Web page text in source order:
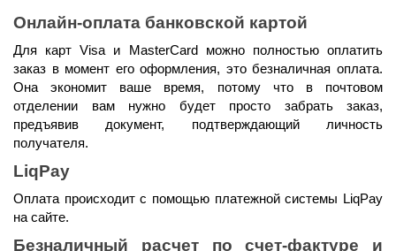
Онлайн-оплата банковской картой
Для карт Visa и MasterCard можно полностью оплатить
заказ в момент его оформления, это безналичная оплата.
Она экономит ваше время, потому что в почтовом
отделении вам нужно будет просто забрать заказ,
предъявив документ, подтверждающий личность
получателя.
LiqPay
Оплата происходит с помощью платежной системы LiqPay
на сайте.
Безналичный расчет по счет-фактуре и